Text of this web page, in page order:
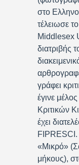
στο
τέλειωσε
Middlesex
διατριβής
γράφει
έγινε
Κριτικών
έχει
FIPRESCI.
«Μικρό»
μήκους),